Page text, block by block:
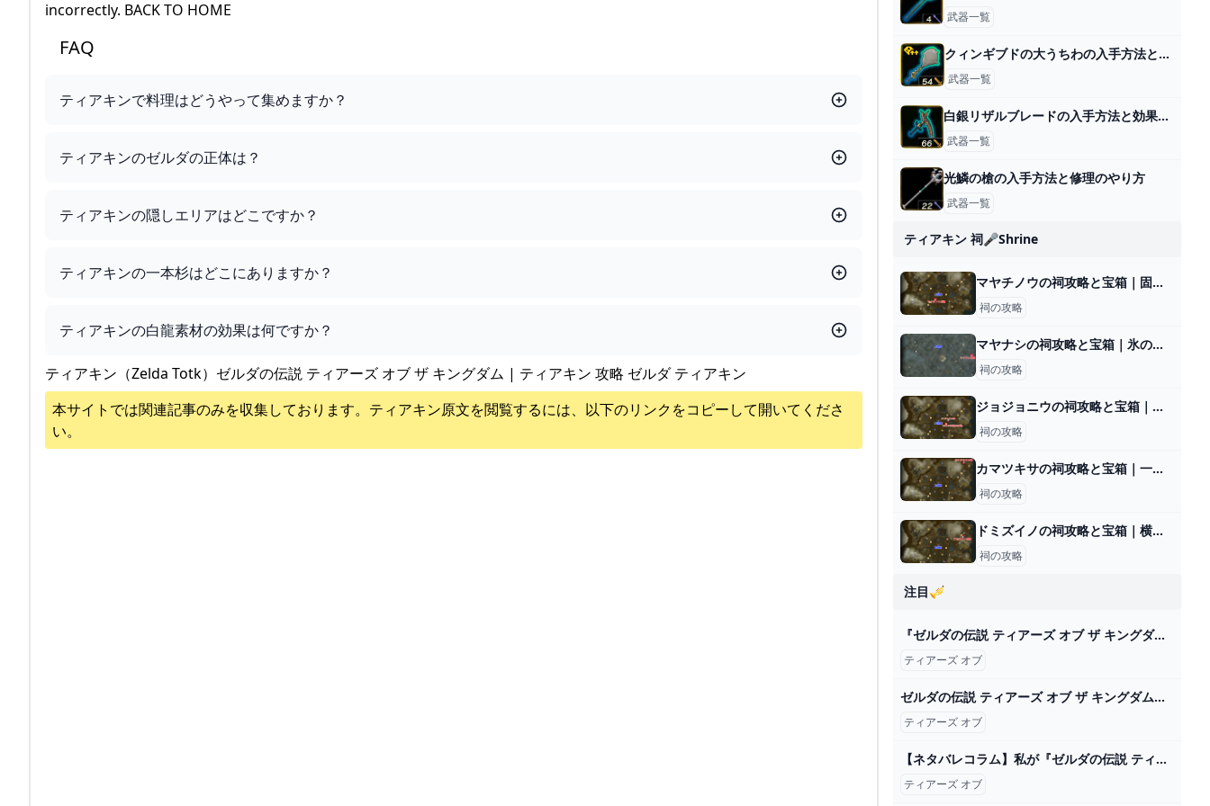
incorrectly. BACK TO HOME
FAQ
ティアキンで料理はどうやって集めますか？
ティアキンのゼルダの正体は？
ティアキンの隠しエリアはどこですか？
ティアキンの一本杉はどこにありますか？
ティアキンの白龍素材の効果は何ですか？
ティアキン（Zelda Totk）ゼルダの伝説 ティアーズ オブ ザ キングダム | ティアキン 攻略 ゼルダ ティアキン
本サイトでは関連記事のみを収集しております。 ティアキン原文を閲覧するには、以下のリンクをコピーして開いてくださ
い。
武器一覧
クィンギブドの大うちわの入手方法と効果性能
武器一覧
白銀リザルブレードの入手方法と効果性能
武器一覧
光鱗の槍の入手方法と修理のやり方
武器一覧
ティアキン 祠🎤shrine
マヤチノウの祠攻略と宝箱｜固定するもの
祠の攻略
マヤナシの祠攻略と宝箱｜氷の導き
祠の攻略
ジョジョニウの祠攻略と宝箱｜一身の戦い 回転
祠の攻略
カマツキサの祠攻略と宝箱｜一打入魂
祠の攻略
ドミズイノの祠攻略と宝箱｜横たわる通り道
祠の攻略
注目🎺
『ゼルダの伝説 ティアーズ オブ ザ キングダム』実機プレイ感想！すべて、あなたの想像力次第 - YouTube
ティアーズ オブ
ゼルダの伝説 ティアーズ オブ ザ キングダム プレミアムバニティポーチ｜セガプラザ
ティアーズ オブ
【ネタバレコラム】私が『ゼルダの伝説 ティアーズ オブ ザ キングダム』のエンディングを許せない理由
ティアーズ オブ